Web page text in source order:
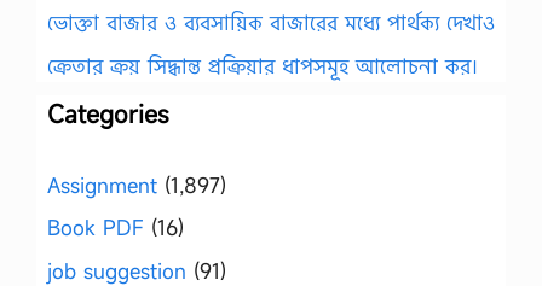
ভোক্তা বাজার ও ব্যবসায়িক বাজারের মধ্যে পার্থক্য দেখাও
ক্রেতার ক্রয় সিদ্ধান্ত প্রক্রিয়ার ধাপসমূহ আলোচনা কর।
Categories
Assignment (1,897)
Book PDF (16)
job suggestion (91)